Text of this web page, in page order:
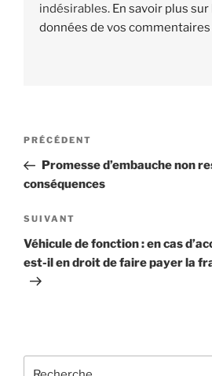
indésirables. En savoir plus
données de vos
Navigation
l’article
Article
précédent
PRÉCÉDENT
Promesse d’embauche non
conséquences
Article
suivant
SUIVANT
Véhicule de fonction : en cas
est-il en droit de faire payer la